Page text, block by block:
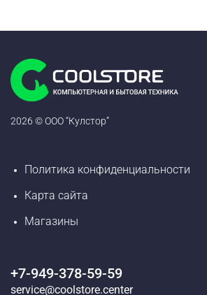
2026 © ООО “Кулстор”
Политика конфиденциальности
Карта сайта
Магазины
+7-949-378-59-59
service@coolstore.center